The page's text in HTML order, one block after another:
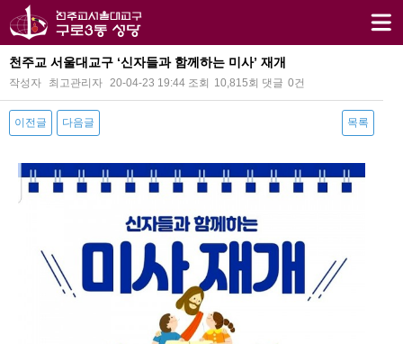
천주교 서울대교구 ‘신자들과 함께하는 미사’ 재개
작성자 최고관리자 20-04-23 19:44 조회 10,815회 댓글 0건
이전글 다음글 목록
본문